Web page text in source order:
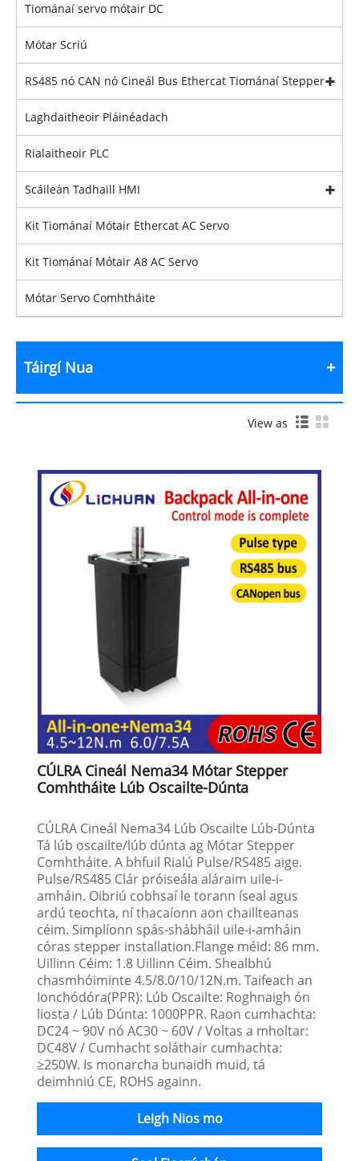
Tiománaí servo mótair DC
Mótar Scriú
RS485 nó CAN nó Cineál Bus Ethercat Tiománaí Stepper
Laghdaitheoir Pláinéadach
Rialaitheoir PLC
Scáileán Tadhaill HMI
Kit Tiománaí Mótair Ethercat AC Servo
Kit Tiománaí Mótair A8 AC Servo
Mótar Servo Comhtháite
Táirgí Nua
View as
CÚLRA Cineál Nema34 Mótar Stepper
Comhtháite Lúb Oscailte-Dúnta
CÚLRA Cineál Nema34 Lúb Oscailte Lúb-Dúnta
Tá lúb oscailte/lúb dúnta ag Mótar Stepper
Comhtháite. A bhfuil Rialú Pulse/RS485 aige.
Pulse/RS485 Clár próiseála aláraim uile-i-
amháin. Oibriú cobhsaí le torann íseal agus
ardú teochta, ní thacaíonn aon chaillteanas
céim. Simplíonn spás-shábháil uile-i-amháin
córas stepper installation.Flange méid: 86 mm.
Uillinn Céim: 1.8 Uillinn Céim. Shealbhú
chasmhóiminte 4.5/8.0/10/12N.m. Taifeach an
Ionchódóra(PPR): Lúb Oscailte: Roghnaigh ón
liosta / Lúb Dúnta: 1000PPR. Raon cumhachta:
DC24 ~ 90V nó AC30 ~ 60V / Voltas a mholtar:
DC48V / Cumhacht soláthair cumhachta:
≥250W. Is monarcha bunaidh muid, tá
deimhniú CE, ROHS againn.
Leigh Nios mo